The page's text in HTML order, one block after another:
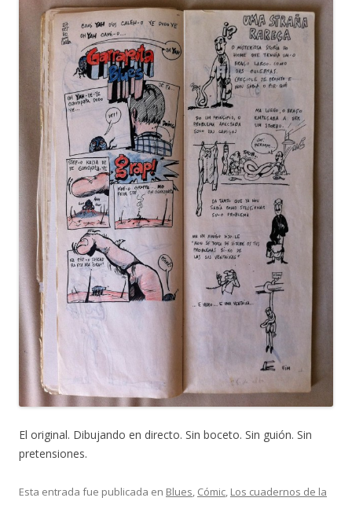
El original. Dibujando en directo. Sin boceto. Sin guión. Sin
pretensiones.
Esta entrada fue publicada en Blues, Cómic, Los cuadernos de la